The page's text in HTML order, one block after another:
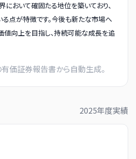
において確固たる地位を築いており、
点が特徴です。今後も新たな市場へ
値向上を目指し、持続可能な成長を追
価証券報告書から自動生成。
2025年度実績